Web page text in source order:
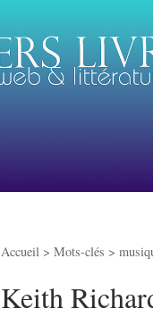
Accueil > Mots-clés >
Keith